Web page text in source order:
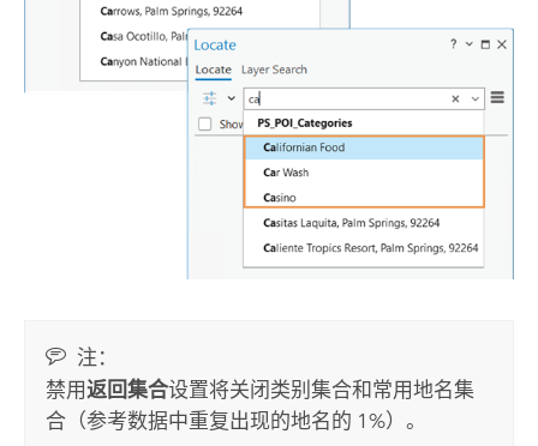
注：
禁用返回集合设置将关闭类别集合和常用地名集
合（参考数据中重复出现的地名的 1%）。